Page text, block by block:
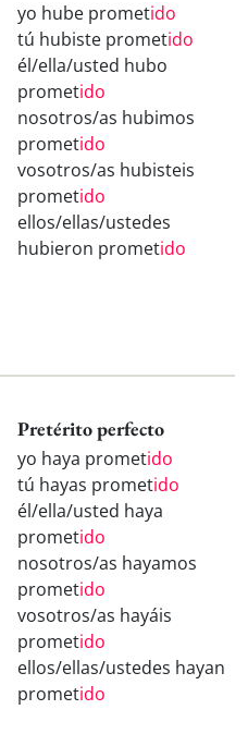
yo hube prometido
tú hubiste prometido
él/ella/usted hubo
prometido
nosotros/as hubimos
prometido
vosotros/as hubisteis
prometido
ellos/ellas/ustedes
hubieron prometido
Pretérito perfecto
yo haya prometido
tú hayas prometido
él/ella/usted haya
prometido
nosotros/as hayamos
prometido
vosotros/as hayáis
prometido
ellos/ellas/ustedes hayan
prometido